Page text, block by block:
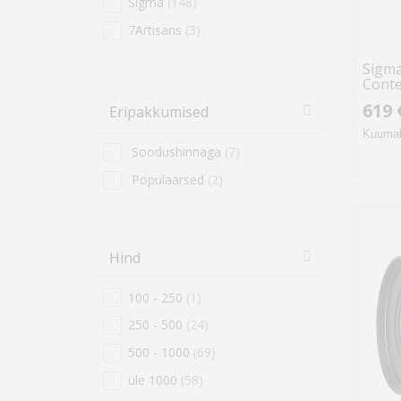
Päikesevarjukid (2)
Spetsiaallaadijad
Juhtmevabad kõlarid
Juhtmevabad laadijad
Kaamera stabilisaatorite
Kaamerapuurid
Lauamängud
7Artisans (3)
Eripakkumised
Soodushinnaga (7)
Populaarsed (2)
Hind
100 - 250 (1)
250 - 500 (24)
500 - 1000 (69)
üle 1000 (58)
619